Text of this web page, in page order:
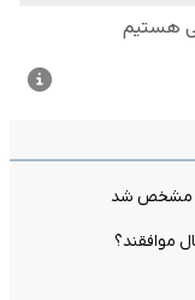
مشخص شد
موافقند؟